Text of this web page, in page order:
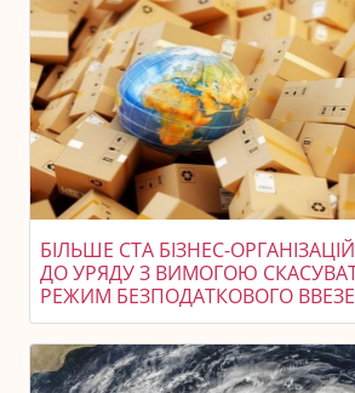
БІЛЬШЕ СТА БІЗНЕС-
ДО УРЯДУ З ВИМОГОЮ
РЕЖИМ БЕЗПОДАТКОВОГО